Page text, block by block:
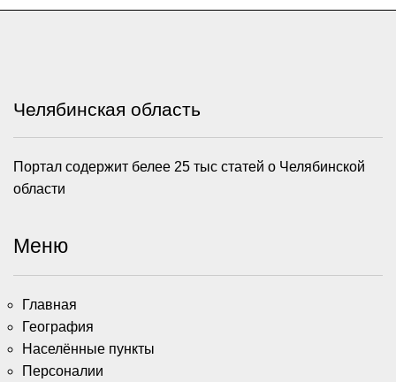
Челябинская область
Портал содержит белее 25 тыс статей о Челябинской
области
Меню
Главная
География
Населённые пункты
Персоналии